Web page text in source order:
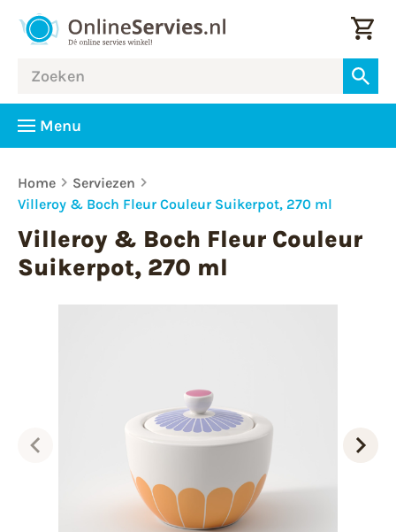
Menu
Home
Serviezen
Villeroy & Boch Fleur Couleur Suikerpot, 270 ml
Villeroy & Boch Fleur Couleur
Suikerpot, 270 ml